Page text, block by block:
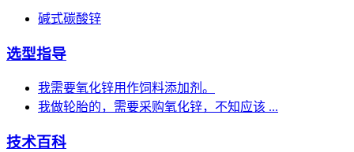
碱式碳酸锌
选型指导
我需要氧化锌用作饲料添加剂。
我做轮胎的，需要采购氧化锌，不知应该 ...
技术百科